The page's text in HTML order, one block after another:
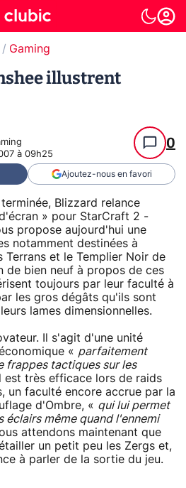
Gaming
illustrent
à 09h25
0
Ajoutez-nous en favori
Blizzard relance
» pour StarCraft 2 -
propose aujourd'hui une
notamment destinées à
Terrans et le Templier Noir de
de bien neuf à propos de ces
toujours par leur faculté à
les gros dégâts qu'ils sont
lames dimensionnelles.
Il s'agit d'une unité
« parfaitement
frappes tactiques sur les
est très efficace lors de raids
un faculté encore accrue par la
d'Ombre, « qui lui permet
même quand l'ennemi
attendons maintenant que
un petit peu les Zergs et,
à parler de la sortie du jeu.